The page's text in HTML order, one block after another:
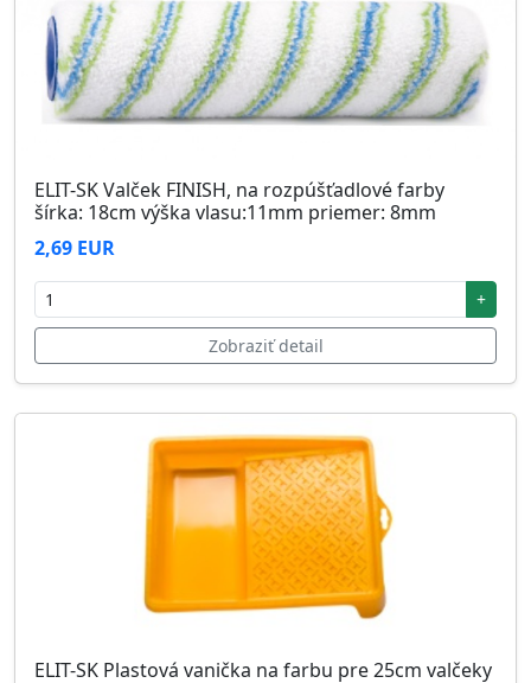
ELIT-SK Valček FINISH, na rozpúšťadlové farby
šírka: 18cm výška vlasu:11mm priemer: 8mm
2,69 EUR
+
Zobraziť detail
ELIT-SK Plastová vanička na farbu pre 25cm valčeky